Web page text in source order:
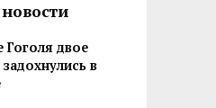
Гоголя двое
в